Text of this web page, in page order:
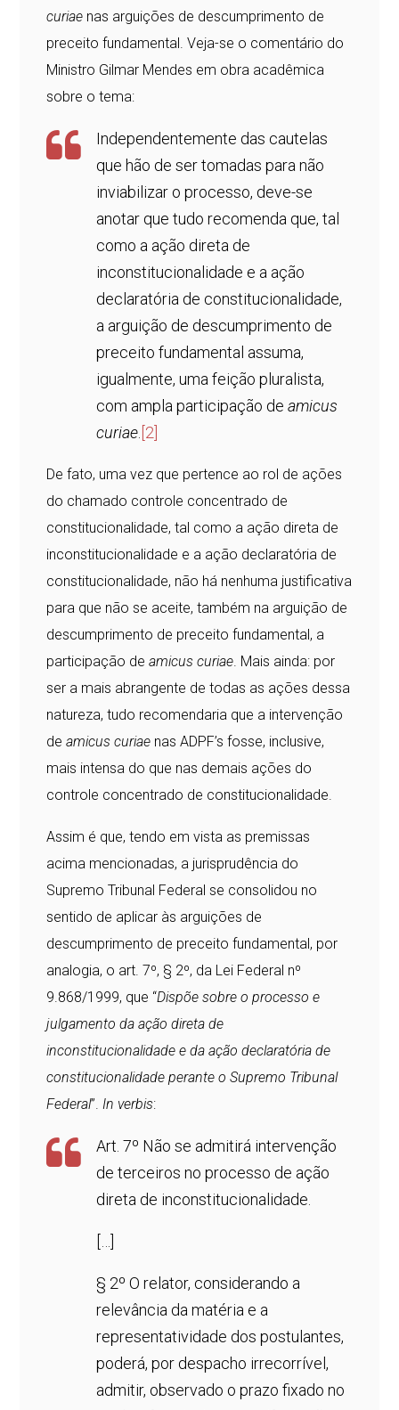
curiae nas arguições de descumprimento de
preceito fundamental. Veja-se o comentário do
Ministro Gilmar Mendes em obra acadêmica
sobre o tema:
Independentemente das cautelas
que hão de ser tomadas para não
inviabilizar o processo, deve-se
anotar que tudo recomenda que, tal
como a ação direta de
inconstitucionalidade e a ação
declaratória de constitucionalidade,
a arguição de descumprimento de
preceito fundamental assuma,
igualmente, uma feição pluralista,
com ampla participação deamicus
curiae. [2]
De fato, uma vez que pertence ao rol de ações
do chamado controle concentrado de
constitucionalidade, tal como a ação direta de
inconstitucionalidade e a ação declaratória de
constitucionalidade, não há nenhuma justificativa
para que não se aceite, também na arguição de
descumprimento de preceito fundamental, a
participação deamicus curiae. Mais ainda: por
ser a mais abrangente de todas as ações dessa
natureza, tudo recomendaria que a intervenção
deamicus curiae nas ADPF’s fosse, inclusive,
mais intensa do que nas demais ações do
controle concentrado de constitucionalidade.
Assim é que, tendo em vista as premissas
acima mencionadas, a jurisprudência do
Supremo Tribunal Federal se consolidou no
sentido de aplicar às arguições de
descumprimento de preceito fundamental, por
analogia, o art. 7º, § 2º, da Lei Federal nº
9.868/1999, que “Dispõe sobre o processo e
julgamento da ação direta de
inconstitucionalidade e da ação declaratória de
constitucionalidade perante o Supremo Tribunal
Federal”.In verbis:
Art. 7º Não se admitirá intervenção
de terceiros no processo de ação
direta de inconstitucionalidade.
[…]
§ 2º O relator, considerando a
relevância da matéria e a
representatividade dos postulantes,
poderá, por despacho irrecorrível,
admitir, observado o prazo fixado no